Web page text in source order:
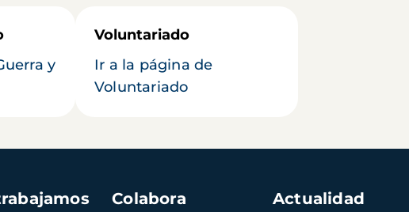
y
Voluntariado
Ir a la página de
Voluntariado
Colabora Actualidad